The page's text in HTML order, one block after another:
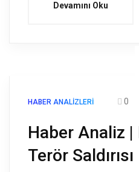
Devamını Oku
HABER ANALIZLERI 0
Haber Analiz |
Terör Saldırısı